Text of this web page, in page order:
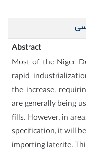
Abstract
Most of the Niger
rapid
the increase,
are generally being
fills. However, in
specification, it will
importing laterite.